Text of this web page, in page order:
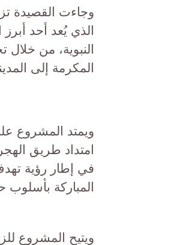
وجاءت القصيدة
الذي يُعد أحد
النبوية، من
المكرمة إلى
امتداد طريق
في إطار رؤية
المباركة بأسلوب
ويتيح المشروع